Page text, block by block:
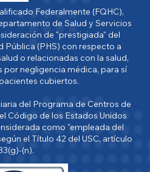
Federalmente (FQHC),
de Salud y Servicios
de "prestigiada" del
Pública (PHS) con respecto a
o relacionadas con la salud,
negligencia médica, para sí
cubiertos.
del Programa de Centros de
Código de los Estados Unidos
como "empleada del
el Título 42 del USC, artículo
(n).